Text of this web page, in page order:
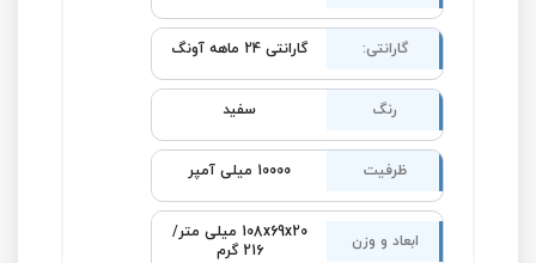
گارانتی: گارانتی 24 ماهه آونگ
رنگ سفید
ظرفیت 10000 میلی آمپر
ابعاد و وزن
108x69x20 میلی متر/
216 گرم